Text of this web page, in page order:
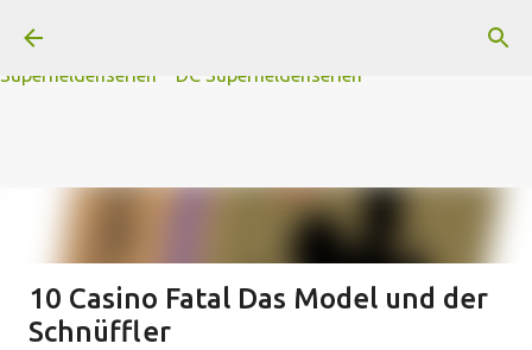
N
Superheldenserien
DC Superheldenserien
10 Casino Fatal Das Model und der
Schnüffler